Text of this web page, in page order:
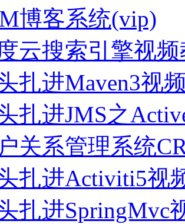
博客系统(vip)
云搜索引擎视
扎进Maven3视
扎进JMS之
关系管理系统
扎进Activiti5视
扎进SpringMvc